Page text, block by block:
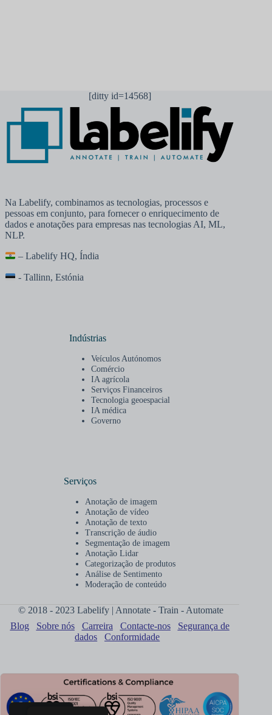
[ditty id=14568]
Na Labelify, combinamos as tecnologias, processos e
pessoas em conjunto, para fornecer o enriquecimento de
dados e anotações para empresas nas tecnologias AI, ML,
NLP.
– Labelify HQ, Índia
- Tallinn, Estónia
Indústrias
Veículos Autónomos
Comércio
IA agrícola
Serviços Financeiros
Tecnologia geoespacial
IA médica
Governo
Serviços
Anotação de imagem
Anotação de vídeo
Anotação de texto
Transcrição de áudio
Segmentação de imagem
Anotação Lidar
Categorização de produtos
Análise de Sentimento
Moderação de conteúdo
© 2018 - 2023 Labelify | Annotate - Train - Automate
Blog
Sobre nós Carreira Contacte-nos
Segurança de
dados
Conformidade